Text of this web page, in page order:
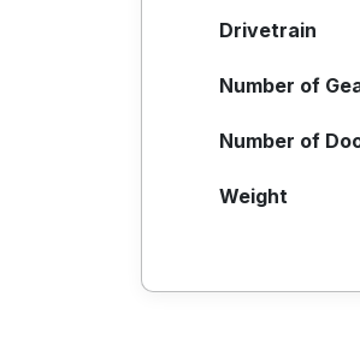
Drivetrain
Number of
Number of
Weight